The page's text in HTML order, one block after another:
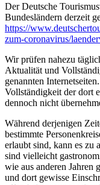
Der Deutsche
Bundesländern derzeit
https://
zum-coronavirus/­
Wir prüfen nahezu
Aktualität und
genannten
Vollständigkeit der dort
dennoch nicht
Während derjenigen
bestimmte
erlaubt sind, kann es zu
sind vielleicht
wie aus anderen Jahren
und dort gewisse